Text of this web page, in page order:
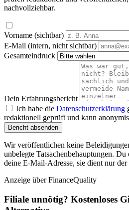
nachvollziehbar.
Vorname (sichtbar)
E-Mail (intern, nicht sichtbar)
Gesamteindruck
Dein Erfahrungsbericht
Ich habe die Datenschutzerklärung
redaktionell geprüft und kann
Bericht absenden
Wir veröffentlichen keine
unbelegte Tatsachenbehauptungen.
deine E-Mail-Adresse, sie dient nur
Anzeige über FinanceQuality
Filiale unnötig? Kostenloses